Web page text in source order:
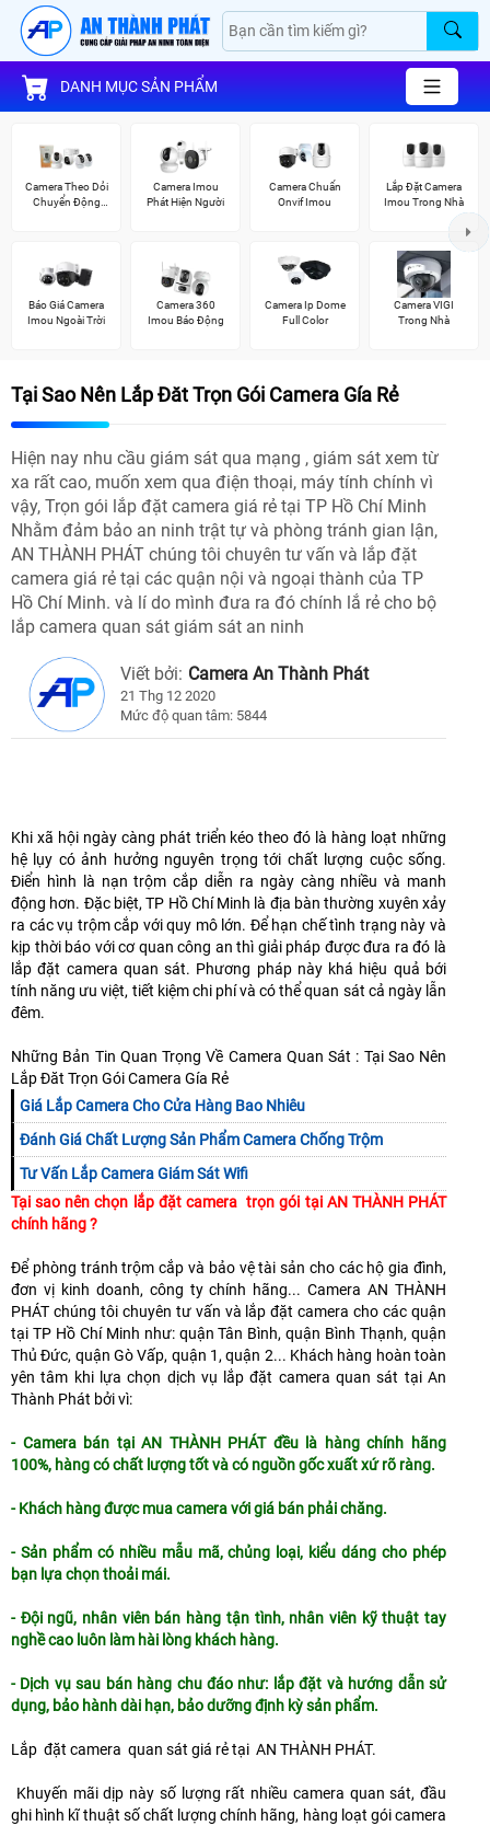
DANH MỤC SẢN PHẨM
Camera Theo Dỏi
Chuyển Động
Camera Imou
Phát Hiện Người
Camera Chuẩn
Onvif Imou
Lắp Đặt Camera
Imou Trong Nhà
Báo Giá Camera
Imou Ngoài Trời
Camera 360
Imou Báo Động
Camera Ip Dome
Full Color
Camera VIGI
Trong Nhà
Tại Sao Nên Lắp Đăt Trọn Gói Camera Gía Rẻ
Hiện nay nhu cầu giám sát qua mạng , giám sát xem từ
xa rất cao, muốn xem qua điện thoại, máy tính chính vì
vậy, Trọn gói lắp đặt camera giá rẻ tại TP Hồ Chí Minh
Nhằm đảm bảo an ninh trật tự và phòng tránh gian lận,
AN THÀNH PHÁT chúng tôi chuyên tư vấn và lắp đặt
camera giá rẻ tại các quận nội và ngoại thành của TP
Hồ Chí Minh. và lí do mình đưa ra đó chính lắ rẻ cho bộ
lắp camera quan sát giám sát an ninh
Viết bởi: Camera An Thành Phát
21 Thg 12 2020
Mức độ quan tâm: 5844
Khi xã hội ngày càng phát triển kéo theo đó là hàng loạt những
hệ lụy có ảnh hưởng nguyên trọng tới chất lượng cuộc sống.
Điển hình là nạn trộm cắp diễn ra ngày càng nhiều và manh
động hơn. Đặc biệt, TP Hồ Chí Minh là địa bàn thường xuyên xảy
ra các vụ trộm cắp với quy mô lớn. Để hạn chế tình trạng này và
kịp thời báo với cơ quan công an thì giải pháp được đưa ra đó là
lắp đặt camera quan sát. Phương pháp này khá hiệu quả bới
tính năng ưu việt, tiết kiệm chi phí và có thể quan sát cả ngày lẫn
đêm.
Những Bản Tin Quan Trọng Về Camera Quan Sát : Tại Sao Nên
Lắp Đăt Trọn Gói Camera Gía Rẻ
Giá Lắp Camera Cho Cửa Hàng Bao Nhiêu
Đánh Giá Chất Lượng Sản Phẩm Camera Chống Trộm
Tư Vấn Lắp Camera Giám Sát Wifi
Tại sao nên chọn lắp đặt camera trọn gói tại AN THÀNH PHÁT
chính hãng ?
Để phòng tránh trộm cắp và bảo vệ tài sản cho các hộ gia đình,
đơn vị kinh doanh, công ty chính hãng... Camera AN THÀNH
PHÁT chúng tôi chuyên tư vấn và lắp đặt camera cho các quận
tại TP Hồ Chí Minh như: quận Tân Bình, quận Bình Thạnh, quận
Thủ Đức, quận Gò Vấp, quận 1, quận 2... Khách hàng hoàn toàn
yên tâm khi lựa chọn dịch vụ lắp đặt camera quan sát tại An
Thành Phát bởi vì:
- Camera bán tại AN THÀNH PHÁT đều là hàng chính hãng
100%, hàng có chất lượng tốt và có nguồn gốc xuất xứ rõ ràng.
- Khách hàng được mua camera với giá bán phải chăng.
- Sản phẩm có nhiều mẫu mã, chủng loại, kiểu dáng cho phép
bạn lựa chọn thoải mái.
- Đội ngũ, nhân viên bán hàng tận tình, nhân viên kỹ thuật tay
nghề cao luôn làm hài lòng khách hàng.
- Dịch vụ sau bán hàng chu đáo như: lắp đặt và hướng dẫn sử
dụng, bảo hành dài hạn, bảo dưỡng định kỳ sản phẩm.
Lắp đặt camera quan sát giá rẻ tại AN THÀNH PHÁT.
Khuyến mãi dịp này số lượng rất nhiều camera quan sát, đầu
ghi hình kĩ thuật số chất lượng chính hãng, hàng loạt gói camera